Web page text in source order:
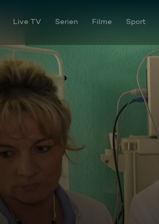
Live TV Serien Filme Sport